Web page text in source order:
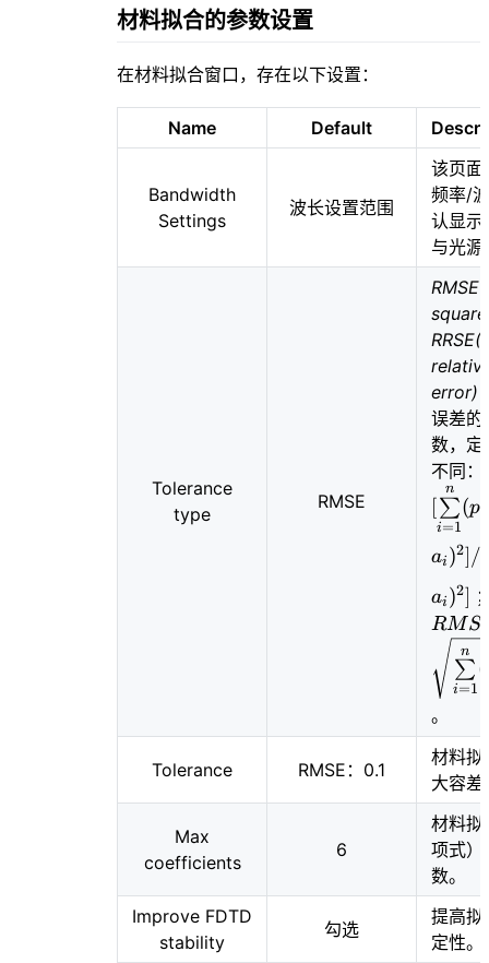
材料拟合的参数设置
在材料拟合窗口，存在以下设置：
Name Default
Bandwidth
Settings
波长设置范围
该页面
频率/
认显示
与光源
Tolerance
type
RMSE
error)
误差的
数，定
不同：
[
i=1
∑
n
(p
ai )2]/
ai )2]
RMS
i=1
∑
n
(
。
Tolerance RMSE：0.1
材料拟
大容差
Max
coefficients
6
材料拟
项式）
数。
Improve FDTD
stability
勾选
提高拟
定性。